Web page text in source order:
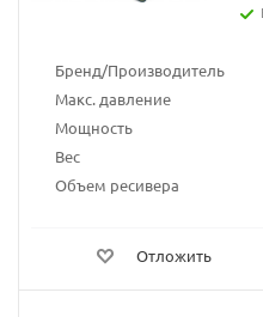
Бренд/Производитель
Макс. давление
Мощность
Вес
Объем ресивера
Отложить